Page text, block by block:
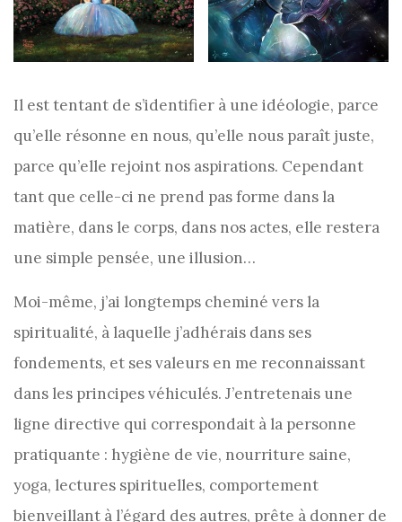
Il est tentant de s’identifier à une idéologie, parce
qu’elle résonne en nous, qu’elle nous paraît juste,
parce qu’elle rejoint nos aspirations. Cependant
tant que celle-ci ne prend pas forme dans la
matière, dans le corps, dans nos actes, elle restera
une simple pensée, une illusion…
Moi-même, j’ai longtemps cheminé vers la
spiritualité, à laquelle j’adhérais dans ses
fondements, et ses valeurs en me reconnaissant
dans les principes véhiculés. J’entretenais une
ligne directive qui correspondait à la personne
pratiquante : hygiène de vie, nourriture saine,
yoga, lectures spirituelles, comportement
bienveillant à l’égard des autres, prête à donner de